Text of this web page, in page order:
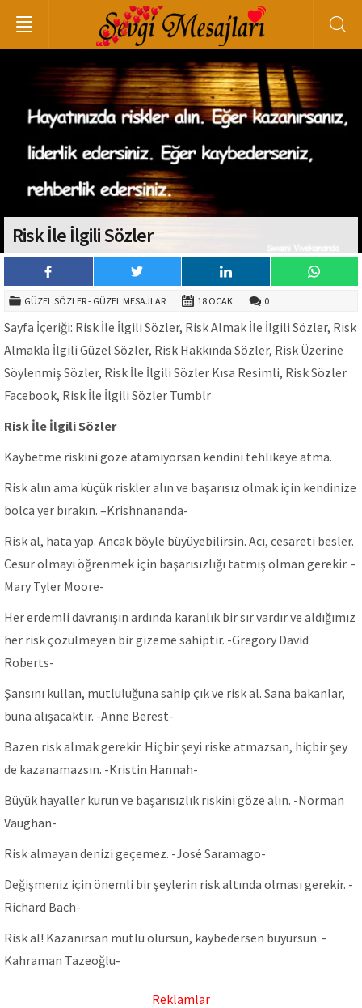
Risk İle İlgili Sözler
GÜZEL SÖZLER - GÜZEL MESAJLAR 18 OCAK 0
Sayfa İçeriği: Risk İle İlgili Sözler, Risk Almak İle İlgili Sözler, Risk
Almakla İlgili Güzel Sözler, Risk Hakkında Sözler, Risk Üzerine
Söylenmiş Sözler, Risk İle İlgili Sözler Kısa Resimli, Risk Sözler
Facebook, Risk İle İlgili Sözler Tumblr
Risk İle İlgili Sözler
Kaybetme riskini göze atamıyorsan kendini tehlikeye atma.
Risk alın ama küçük riskler alın ve başarısız olmak için kendinize
bolca yer bırakın. –Krishnananda-
Risk al, hata yap. Ancak böyle büyüyebilirsin. Acı, cesareti besler.
Cesur olmayı öğrenmek için başarısızlığı tatmış olman gerekir. -
Mary Tyler Moore-
Her erdemli davranışın ardında karanlık bir sır vardır ve aldığımız
her risk çözülmeyen bir gizeme sahiptir. -Gregory David
Roberts-
Şansını kullan, mutluluğuna sahip çık ve risk al. Sana bakanlar,
buna alışacaktır. -Anne Berest-
Bazen risk almak gerekir. Hiçbir şeyi riske atmazsan, hiçbir şey
de kazanamazsın. -Kristin Hannah-
Büyük hayaller kurun ve başarısızlık riskini göze alın. -Norman
Vaughan-
Risk almayan denizi geçemez. -José Saramago-
Değişmeniz için önemli bir şeylerin risk altında olması gerekir. -
Richard Bach-
Risk al! Kazanırsan mutlu olursun, kaybedersen büyürsün. -
Kahraman Tazeoğlu-
Reklamlar